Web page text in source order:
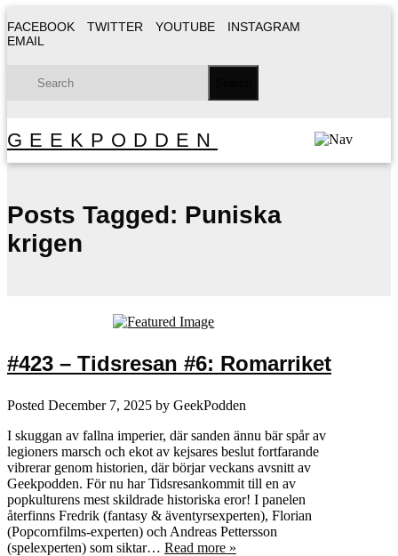
FACEBOOK TWITTER YOUTUBE
INSTAGRAM
EMAIL
GEEKPODDEN
Posts Tagged: Puniska
krigen
#423 – Tidsresan #6: Romarriket
Posted December 7, 2025 by GeekPodden
I skuggan av fallna imperier, där sanden ännu bär spår av
legioners marsch och ekot av kejsares beslut fortfarande
vibrerar genom historien, där börjar veckans avsnitt av
Geekpodden. För nu har Tidsresankommit till en av
popkulturens mest skildrade historiska eror! I panelen
återfinns Fredrik (fantasy & äventyrsexperten), Florian
(Popcornfilms-experten) och Andreas Pettersson
(spelexperten) som siktar… Read more »